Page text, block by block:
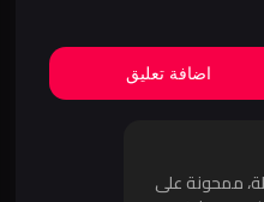
اضافة تعليق
ممحونة على